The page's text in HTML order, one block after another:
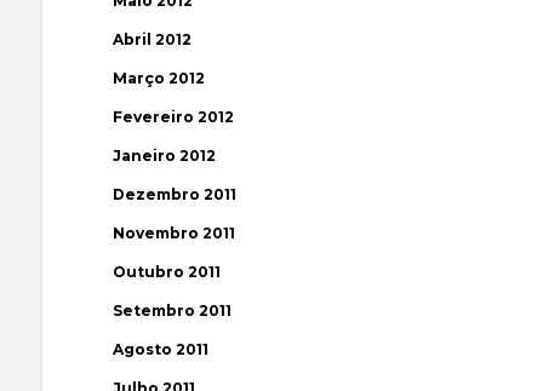
Abril 2012
Março 2012
Fevereiro 2012
Janeiro 2012
Dezembro 2011
Novembro 2011
Outubro 2011
Setembro 2011
Agosto 2011